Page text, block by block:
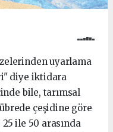
uyarlama
diye iktidara
bile, tarımsal
çeşidine göre
ile 50 arasında